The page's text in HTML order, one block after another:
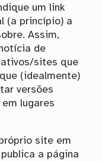
um link
(a princípio) a
Assim,
de
sites que
(idealmente)
versões
lugares
site em
a página